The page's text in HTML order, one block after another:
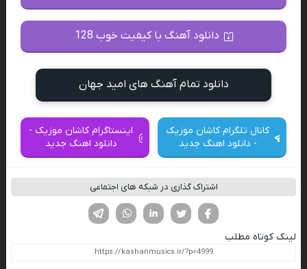
دانلود آهنگ با کیفیت خوب 128
دانلود تمام آهنگ های امید جهان
کانال تلگرام کاشان موزیک
- دانلود اهنگ جدید
اینستاگرام کاشان موزیک -
دانلود اهنگ جدید
اشتراک گذاری در شبکه های اجتماعی
لینکدین تویتر
فیسوک
لینک کوتاه مطلب